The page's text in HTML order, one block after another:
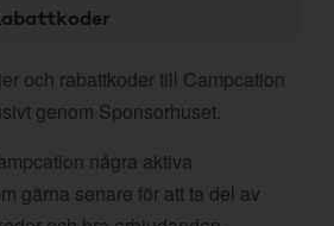
och rabattkoder till Campcation
genom Sponsorhuset.
några aktiva
gärna senare för att ta del av